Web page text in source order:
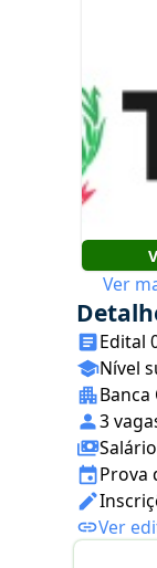
Ver
Edital
Nível
3
Prova
Ver